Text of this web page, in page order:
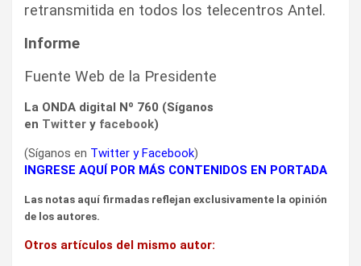
retransmitida en todos los telecentros Antel.
Informe
Fuente Web de la Presidente
La ONDA digital Nº 760 (Síganos
en Twitter y facebook)
(Síganos en Twitter yFacebook)
INGRESE AQUÍ POR MÁS CONTENIDOS EN PORTADA
Las notas aquí firmadas reflejan exclusivamente la opinión
de los autores.
Otros artículos del mismo autor: